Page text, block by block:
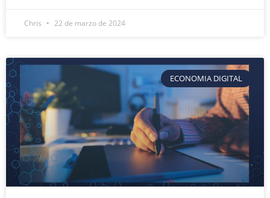
Chris 22 de marzo de 2024
ECONOMIA DIGITAL